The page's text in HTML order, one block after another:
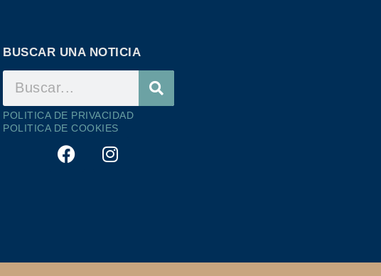
BUSCAR UNA NOTICIA
POLITICA DE PRIVACIDAD
POLITICA DE COOKIES